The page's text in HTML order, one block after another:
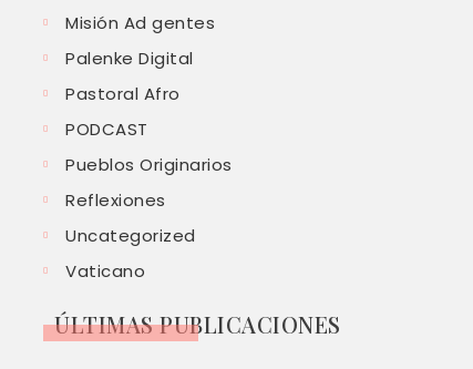
Misión Ad gentes
Palenke Digital
Pastoral Afro
PODCAST
Pueblos Originarios
Reflexiones
Uncategorized
Vaticano
ÚLTIMAS PUBLICACIONES